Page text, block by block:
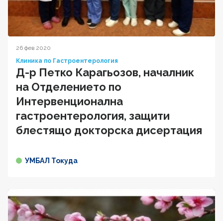
26 фев 2020
Клиника по Гастроентерология
Д-р Петко Карагьозов, началник
на Отделението по
Интервенционална
гастроентерология, защити
блестящо докторска дисертация
УМБАЛ Токуда